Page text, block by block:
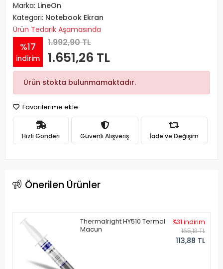
Marka: LineOn
Kategori: Notebook Ekran
Ürün Tedarik Aşamasında
%17
indirim
1.992,90 TL
1.651,26 TL
Ürün stokta bulunmamaktadır.
Favorilerime ekle
Hızlı Gönderi Güvenli Alışveriş İade ve Değişim
Önerilen Ürünler
Thermalright HY510 Termal
Macun
%31 indirim
165,13 TL
113,88 TL